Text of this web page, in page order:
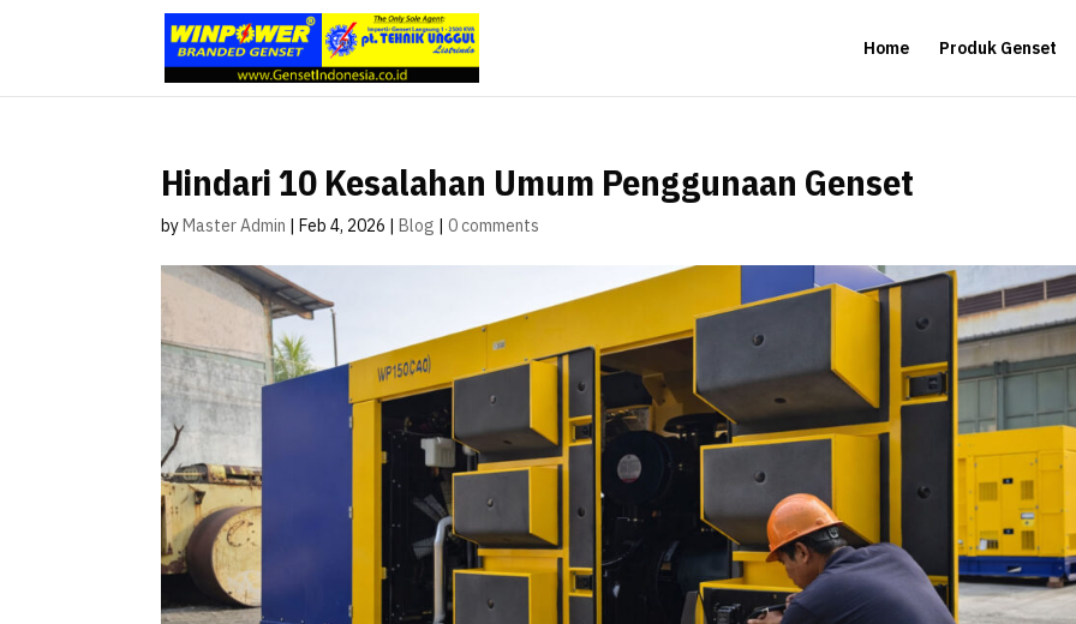
Home Produk Genset
Hindari 10 Kesalahan Umum Penggunaan Genset
byMaster Admin |Feb 4, 2026 |Blog |0 comments